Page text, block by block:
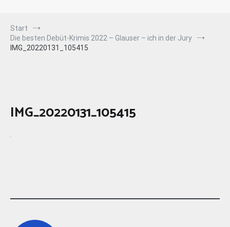
Start
Die besten Debüt-Krimis 2022 – Glauser – ich in der Jury
IMG_20220131_105415
IMG_20220131_105415